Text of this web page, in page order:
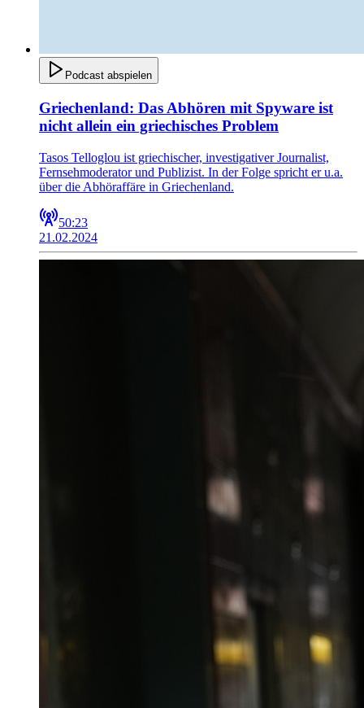
Podcast abspielen
Griechenland: Das Abhören mit Spyware ist
nicht allein ein griechisches Problem
Tasos Telloglou ist griechischer, investigativer Journalist,
Fernsehmoderator und Publizist. In der Folge spricht er u.a.
über die Abhöraffäre in Griechenland.
50:23
21.02.2024